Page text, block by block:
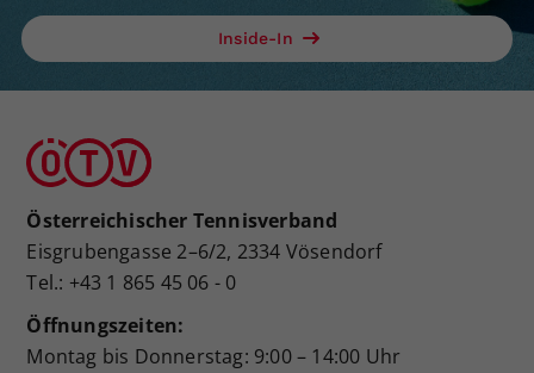
Inside-In
Österreichischer Tennisverband
Eisgrubengasse 2–6/2, 2334 Vösendorf
Tel.: +43 1 865 45 06 - 0
Öffnungszeiten:
Montag bis Donnerstag: 9:00 – 14:00 Uhr